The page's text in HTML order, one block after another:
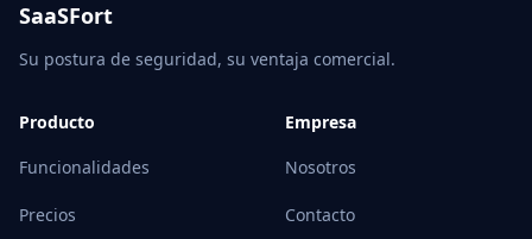
SaaSFort
Su postura de seguridad, su ventaja comercial.
Producto
Funcionalidades
Precios
Empresa
Nosotros
Contacto